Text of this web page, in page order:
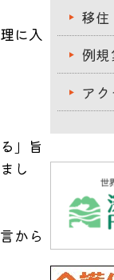
に入
」 旨
し
から
移
例規
ア